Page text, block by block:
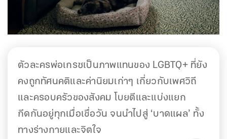
ตัวละครพ่อเกรซเป็นภาพแทนของ LGBTQ+ ที่ยัง
คงถูกทัศนคติและค่านิยมเก่าๆ เกี่ยวกับเพศวิถี
และครอบครัวของสังคม โบยตีและแบ่งแยก
กีดกันอยู่ทุกเมื่อเชื่อวัน จนนำไปสู่ ‘บาดแผล’ ทั้ง
ทางร่างกายและจิตใจ